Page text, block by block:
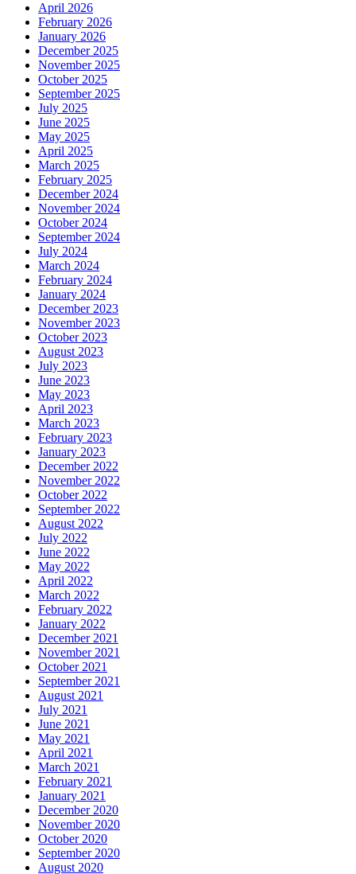
April 2026
February 2026
January 2026
December 2025
November 2025
October 2025
September 2025
July 2025
June 2025
May 2025
April 2025
March 2025
February 2025
December 2024
November 2024
October 2024
September 2024
July 2024
March 2024
February 2024
January 2024
December 2023
November 2023
October 2023
August 2023
July 2023
June 2023
May 2023
April 2023
March 2023
February 2023
January 2023
December 2022
November 2022
October 2022
September 2022
August 2022
July 2022
June 2022
May 2022
April 2022
March 2022
February 2022
January 2022
December 2021
November 2021
October 2021
September 2021
August 2021
July 2021
June 2021
May 2021
April 2021
March 2021
February 2021
January 2021
December 2020
November 2020
October 2020
September 2020
August 2020